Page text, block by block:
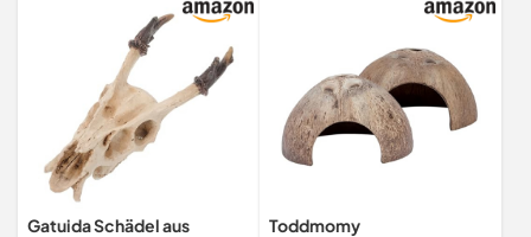
Bartagamen-terrarien Ver
Gatuida Schädel aus
Toddmomy